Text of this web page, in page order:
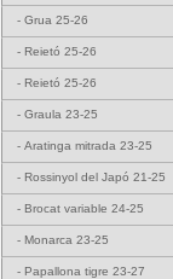
- Grua 25-26
- Reietó 25-26
- Reietó 25-26
- Graula 23-25
- Aratinga mitrada 23-25
- Rossinyol del Japó 21-25
- Brocat variable 24-25
- Monarca 23-25
- Papallona tigre 23-27